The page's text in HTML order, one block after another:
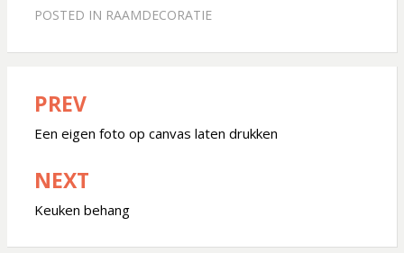
POSTED IN RAAMDECORATIE
Bericht
navigatie
PREV
Een eigen foto op canvas laten drukken
NEXT
Keuken behang